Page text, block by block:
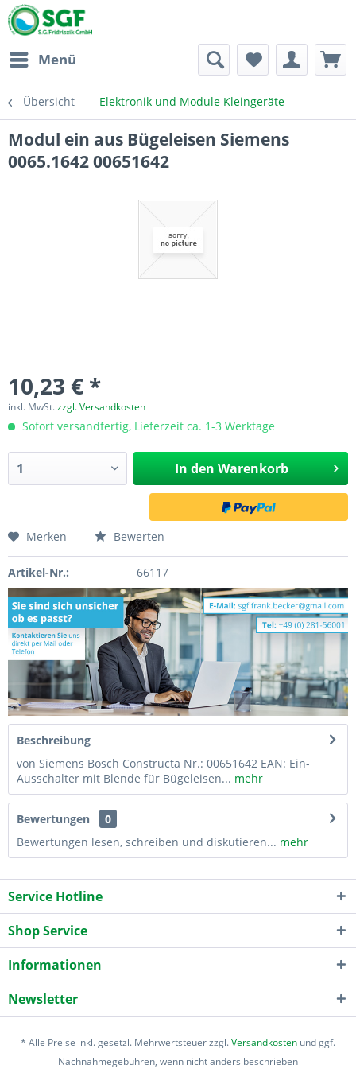
Menü
Übersicht Elektronik und Module Kleingeräte
Modul ein aus Bügeleisen Siemens
0065.1642 00651642
10,23 € *
inkl. MwSt.zzgl. Versandkosten
Sofort versandfertig, Lieferzeit ca. 1-3 Werktage
In den Warenkorb
Merken Bewerten
Artikel-Nr.: 66117
Beschreibung
von Siemens Bosch Constructa Nr.: 00651642 EAN: Ein-
Ausschalter mit Blende für Bügeleisen... mehr
Bewertungen
0
Bewertungen lesen, schreiben und diskutieren... mehr
Service Hotline
Shop Service
Informationen
Newsletter
* Alle Preise inkl. gesetzl. Mehrwertsteuer zzgl.Versandkosten und ggf.
Nachnahmegebühren, wenn nicht anders beschrieben